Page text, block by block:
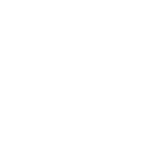
Los niños asistentes
torno y pintar piezas ya
podrán pintar las caras
sus propios diseños y